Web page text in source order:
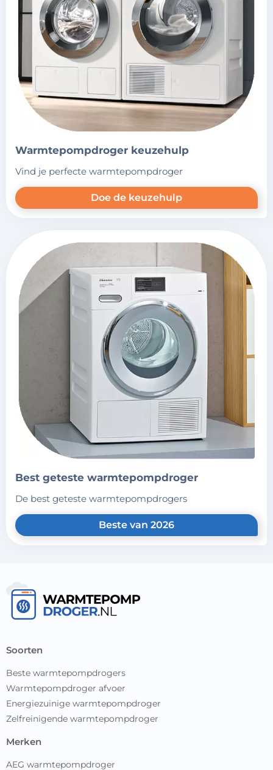
warmtepompdroger keuzehulp
vind je perfecte warmtepompdroger
Doe de keuzehulp
best geteste warmtepompdroger
de best geteste warmtepompdrogers
Beste van 2026
soorten
Beste warmtepompdrogers
Warmtepompdroger afvoer
Energiezuinige warmtepompdroger
Zelfreinigende warmtepompdroger
merken
AEG warmtepompdroger